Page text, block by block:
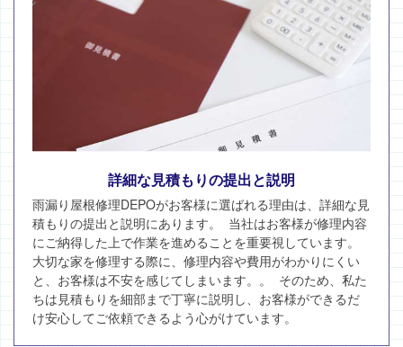
詳細な見積もりの提出と説明
雨漏り屋根修理DEPOがお客様に選ばれる理由は、詳細な見
積もりの提出と説明にあります。 当社はお客様が修理内容
にご納得した上で作業を進めることを重要視しています。
大切な家を修理する際に、修理内容や費用がわかりにくい
と、お客様は不安を感じてしまいます。。 そのため、私た
ちは見積もりを細部まで丁寧に説明し、お客様ができるだ
け安心してご依頼できるよう心がけています。